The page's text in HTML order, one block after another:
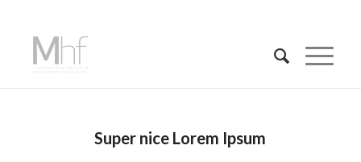
Super nice Lorem Ipsum